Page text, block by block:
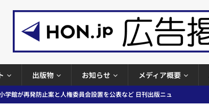
出版物 お知らせ メディア概要
の第三者委員会調査報告書を公開など 日刊出版ニュースまと